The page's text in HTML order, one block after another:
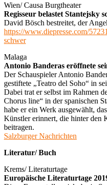
Wien/ Causa Burgtheater
Regisseur belastet Stantejsky
David Bösch bestreitet, der
https://www.diepresse.com/
schwer
Malaga
Antonio Banderas eröffnete
Der Schauspieler Antonio
gestiftete „Teatro del Soho“ in
Dabei trat er selbst im Rahmen
Chorus line“ in der spanischen
habe er ein Werk ausgewählt,
Künstler erinnert, die hinter den
beitragen.
Salzburger Nachrichten
Literatur/ Buch
Krems/ Literaturtage
Europäische Literaturtage